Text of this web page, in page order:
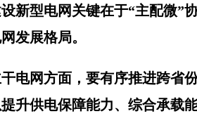
新型电网关键在于“主配微”
发展格局。
电网方面，要有序推进跨省
升供电保障能力、综合承载